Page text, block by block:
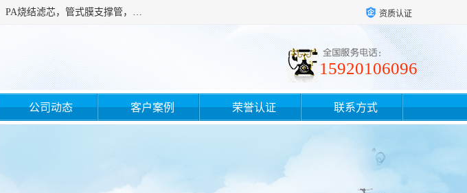
广州滤源过滤器材有限公司主营经营产品有：PTFE烧结滤芯、PE滤芯，烧结滤芯，PE烧结滤芯，PA烧结滤芯，管式膜支撑管，真空上料机滤芯，粉末烧结滤芯，止溢滤芯，吸头滤芯，湿化瓶滤芯、不锈钢烧结滤芯等。公司现拥有一批精干的管理人员和一支高素质的技术队伍，舒适优雅的办公环境和拥有全新现代化标准厂房。 资质认证
15920106096
公司动态 客户案例 荣誉认证 联系方式